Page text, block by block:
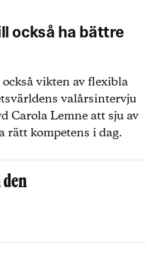
också ha bättre
vikten av flexibla
valårsintervju
Carola Lemne att sju av
rätt kompetens i dag.
den